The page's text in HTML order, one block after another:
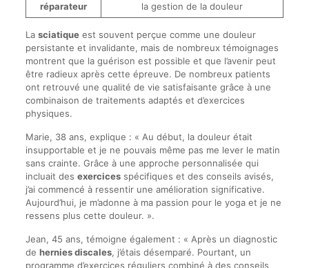
réparateur
la gestion de la douleur
La sciatiqueest souvent perçue comme une douleur
persistante et invalidante, mais de nombreux témoignages
montrent que la guérison est possible et que l’avenir peut
être radieux après cette épreuve. De nombreux patients
ont retrouvé une qualité de vie satisfaisante grâce à une
combinaison de traitements adaptés et d’exercices
physiques.
Marie, 38 ans, explique : « Au début, la douleur était
insupportable et je ne pouvais même pas me lever le matin
sans crainte. Grâce à une approche personnalisée qui
incluait des exercicesspécifiques et des conseils avisés,
j’ai commencé à ressentir une amélioration significative.
Aujourd’hui, je m’adonne à ma passion pour le yoga et je ne
ressens plus cette douleur. ».
Jean, 45 ans, témoigne également : « Après un diagnostic
de hernies discales, j’étais désemparé. Pourtant, un
programme d’exercices réguliers combiné à des conseils